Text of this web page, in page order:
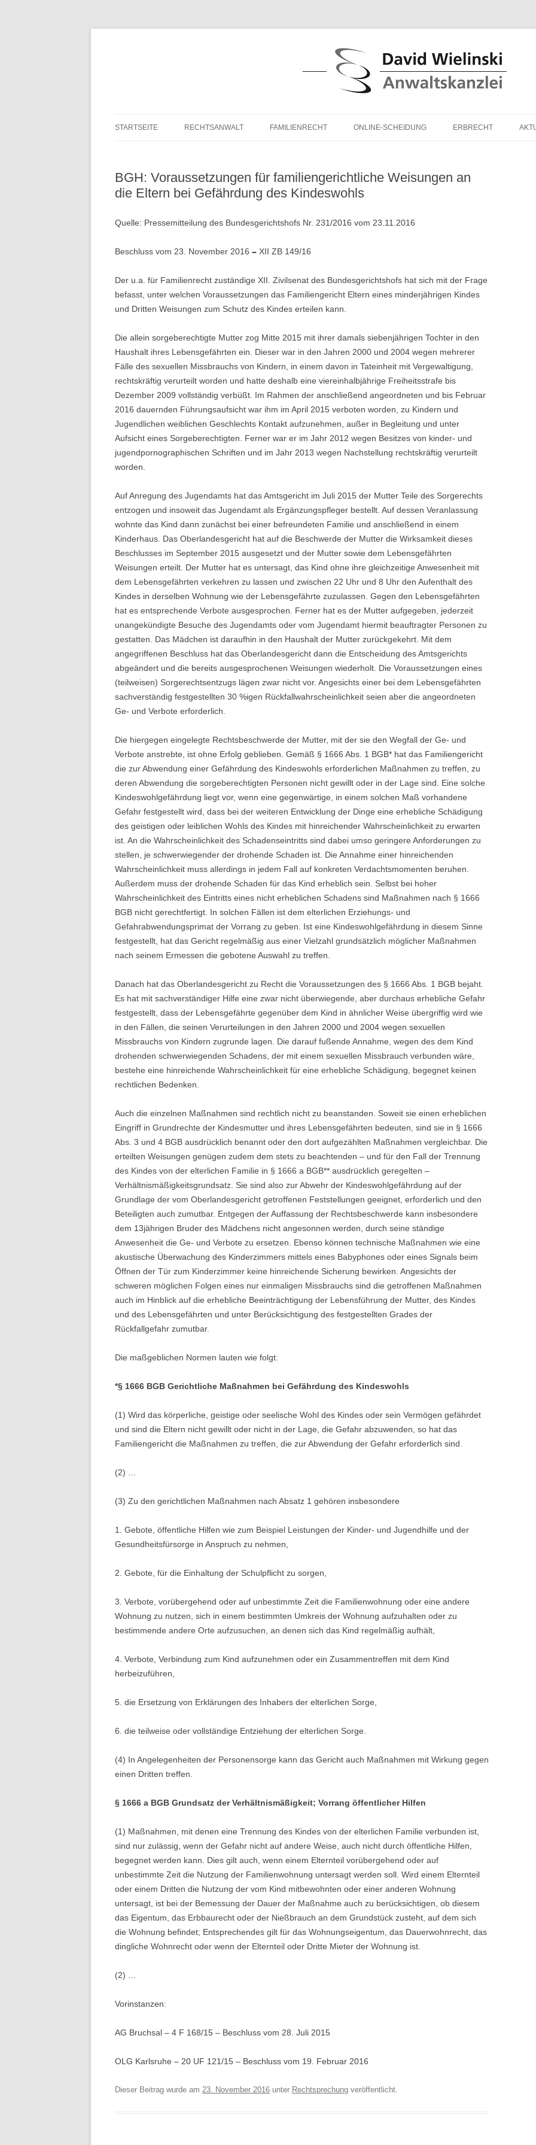
STARTSEITE RECHTSANWALT FAMILIENRECHT ONLINE-SCHEIDUNG ERBRECHT
BGH: Voraussetzungen für familiengerichtliche Weisungen an
die Eltern bei Gefährdung des Kindeswohls
Quelle: Pressemitteilung des Bundesgerichtshofs Nr. 231/2016 vom 23.11.2016
Beschluss vom 23. November 2016 – XII ZB 149/16
Der u.a. für Familienrecht zuständige XII. Zivilsenat des Bundesgerichtshofs hat sich mit der Frage
befasst, unter welchen Voraussetzungen das Familiengericht Eltern eines minderjährigen Kindes
und Dritten Weisungen zum Schutz des Kindes erteilen kann.
Die allein sorgeberechtigte Mutter zog Mitte 2015 mit ihrer damals siebenjährigen Tochter in den
Haushalt ihres Lebensgefährten ein. Dieser war in den Jahren 2000 und 2004 wegen mehrerer
Fälle des sexuellen Missbrauchs von Kindern, in einem davon in Tateinheit mit Vergewaltigung,
rechtskräftig verurteilt worden und hatte deshalb eine viereinhalbjährige Freiheitsstrafe bis
Dezember 2009 vollständig verbüßt. Im Rahmen der anschließend angeordneten und bis Februar
2016 dauernden Führungsaufsicht war ihm im April 2015 verboten worden, zu Kindern und
Jugendlichen weiblichen Geschlechts Kontakt aufzunehmen, außer in Begleitung und unter
Aufsicht eines Sorgeberechtigten. Ferner war er im Jahr 2012 wegen Besitzes von kinder- und
jugendpornographischen Schriften und im Jahr 2013 wegen Nachstellung rechtskräftig verurteilt
worden.
Auf Anregung des Jugendamts hat das Amtsgericht im Juli 2015 der Mutter Teile des Sorgerechts
entzogen und insoweit das Jugendamt als Ergänzungspfleger bestellt. Auf dessen Veranlassung
wohnte das Kind dann zunächst bei einer befreundeten Familie und anschließend in einem
Kinderhaus. Das Oberlandesgericht hat auf die Beschwerde der Mutter die Wirksamkeit dieses
Beschlusses im September 2015 ausgesetzt und der Mutter sowie dem Lebensgefährten
Weisungen erteilt. Der Mutter hat es untersagt, das Kind ohne ihre gleichzeitige Anwesenheit mit
dem Lebensgefährten verkehren zu lassen und zwischen 22 Uhr und 8 Uhr den Aufenthalt des
Kindes in derselben Wohnung wie der Lebensgefährte zuzulassen. Gegen den Lebensgefährten
hat es entsprechende Verbote ausgesprochen. Ferner hat es der Mutter aufgegeben, jederzeit
unangekündigte Besuche des Jugendamts oder vom Jugendamt hiermit beauftragter Personen zu
gestatten. Das Mädchen ist daraufhin in den Haushalt der Mutter zurückgekehrt. Mit dem
angegriffenen Beschluss hat das Oberlandesgericht dann die Entscheidung des Amtsgerichts
abgeändert und die bereits ausgesprochenen Weisungen wiederholt. Die Voraussetzungen eines
(teilweisen) Sorgerechtsentzugs lägen zwar nicht vor. Angesichts einer bei dem Lebensgefährten
sachverständig festgestellten 30 %igen Rückfallwahrscheinlichkeit seien aber die angeordneten
Ge- und Verbote erforderlich.
Die hiergegen eingelegte Rechtsbeschwerde der Mutter, mit der sie den Wegfall der Ge- und
Verbote anstrebte, ist ohne Erfolg geblieben. Gemäß § 1666 Abs. 1 BGB* hat das Familiengericht
die zur Abwendung einer Gefährdung des Kindeswohls erforderlichen Maßnahmen zu treffen, zu
deren Abwendung die sorgeberechtigten Personen nicht gewillt oder in der Lage sind. Eine solche
Kindeswohlgefährdung liegt vor, wenn eine gegenwärtige, in einem solchen Maß vorhandene
Gefahr festgestellt wird, dass bei der weiteren Entwicklung der Dinge eine erhebliche Schädigung
des geistigen oder leiblichen Wohls des Kindes mit hinreichender Wahrscheinlichkeit zu erwarten
ist. An die Wahrscheinlichkeit des Schadenseintritts sind dabei umso geringere Anforderungen zu
stellen, je schwerwiegender der drohende Schaden ist. Die Annahme einer hinreichenden
Wahrscheinlichkeit muss allerdings in jedem Fall auf konkreten Verdachtsmomenten beruhen.
Außerdem muss der drohende Schaden für das Kind erheblich sein. Selbst bei hoher
Wahrscheinlichkeit des Eintritts eines nicht erheblichen Schadens sind Maßnahmen nach § 1666
BGB nicht gerechtfertigt. In solchen Fällen ist dem elterlichen Erziehungs- und
Gefahrabwendungsprimat der Vorrang zu geben. Ist eine Kindeswohlgefährdung in diesem Sinne
festgestellt, hat das Gericht regelmäßig aus einer Vielzahl grundsätzlich möglicher Maßnahmen
nach seinem Ermessen die gebotene Auswahl zu treffen.
Danach hat das Oberlandesgericht zu Recht die Voraussetzungen des § 1666 Abs. 1 BGB bejaht.
Es hat mit sachverständiger Hilfe eine zwar nicht überwiegende, aber durchaus erhebliche Gefahr
festgestellt, dass der Lebensgefährte gegenüber dem Kind in ähnlicher Weise übergriffig wird wie
in den Fällen, die seinen Verurteilungen in den Jahren 2000 und 2004 wegen sexuellen
Missbrauchs von Kindern zugrunde lagen. Die darauf fußende Annahme, wegen des dem Kind
drohenden schwerwiegenden Schadens, der mit einem sexuellen Missbrauch verbunden wäre,
bestehe eine hinreichende Wahrscheinlichkeit für eine erhebliche Schädigung, begegnet keinen
rechtlichen Bedenken.
Auch die einzelnen Maßnahmen sind rechtlich nicht zu beanstanden. Soweit sie einen erheblichen
Eingriff in Grundrechte der Kindesmutter und ihres Lebensgefährten bedeuten, sind sie in § 1666
Abs. 3 und 4 BGB ausdrücklich benannt oder den dort aufgezählten Maßnahmen vergleichbar. Die
erteilten Weisungen genügen zudem dem stets zu beachtenden – und für den Fall der Trennung
des Kindes von der elterlichen Familie in § 1666 a BGB** ausdrücklich geregelten –
Verhältnismäßigkeitsgrundsatz. Sie sind also zur Abwehr der Kindeswohlgefährdung auf der
Grundlage der vom Oberlandesgericht getroffenen Feststellungen geeignet, erforderlich und den
Beteiligten auch zumutbar. Entgegen der Auffassung der Rechtsbeschwerde kann insbesondere
dem 13jährigen Bruder des Mädchens nicht angesonnen werden, durch seine ständige
Anwesenheit die Ge- und Verbote zu ersetzen. Ebenso können technische Maßnahmen wie eine
akustische Überwachung des Kinderzimmers mittels eines Babyphones oder eines Signals beim
Öffnen der Tür zum Kinderzimmer keine hinreichende Sicherung bewirken. Angesichts der
schweren möglichen Folgen eines nur einmaligen Missbrauchs sind die getroffenen Maßnahmen
auch im Hinblick auf die erhebliche Beeinträchtigung der Lebensführung der Mutter, des Kindes
und des Lebensgefährten und unter Berücksichtigung des festgestellten Grades der
Rückfallgefahr zumutbar.
Die maßgeblichen Normen lauten wie folgt:
*§ 1666 BGB Gerichtliche Maßnahmen bei Gefährdung des Kindeswohls
(1) Wird das körperliche, geistige oder seelische Wohl des Kindes oder sein Vermögen gefährdet
und sind die Eltern nicht gewillt oder nicht in der Lage, die Gefahr abzuwenden, so hat das
Familiengericht die Maßnahmen zu treffen, die zur Abwendung der Gefahr erforderlich sind.
(2) …
(3) Zu den gerichtlichen Maßnahmen nach Absatz 1 gehören insbesondere
1. Gebote, öffentliche Hilfen wie zum Beispiel Leistungen der Kinder- und Jugendhilfe und der
Gesundheitsfürsorge in Anspruch zu nehmen,
2. Gebote, für die Einhaltung der Schulpflicht zu sorgen,
3. Verbote, vorübergehend oder auf unbestimmte Zeit die Familienwohnung oder eine andere
Wohnung zu nutzen, sich in einem bestimmten Umkreis der Wohnung aufzuhalten oder zu
bestimmende andere Orte aufzusuchen, an denen sich das Kind regelmäßig aufhält,
4. Verbote, Verbindung zum Kind aufzunehmen oder ein Zusammentreffen mit dem Kind
herbeizuführen,
5. die Ersetzung von Erklärungen des Inhabers der elterlichen Sorge,
6. die teilweise oder vollständige Entziehung der elterlichen Sorge.
(4) In Angelegenheiten der Personensorge kann das Gericht auch Maßnahmen mit Wirkung gegen
einen Dritten treffen.
§ 1666 a BGB Grundsatz der Verhältnismäßigkeit; Vorrang öffentlicher Hilfen
(1) Maßnahmen, mit denen eine Trennung des Kindes von der elterlichen Familie verbunden ist,
sind nur zulässig, wenn der Gefahr nicht auf andere Weise, auch nicht durch öffentliche Hilfen,
begegnet werden kann. Dies gilt auch, wenn einem Elternteil vorübergehend oder auf
unbestimmte Zeit die Nutzung der Familienwohnung untersagt werden soll. Wird einem Elternteil
oder einem Dritten die Nutzung der vom Kind mitbewohnten oder einer anderen Wohnung
untersagt, ist bei der Bemessung der Dauer der Maßnahme auch zu berücksichtigen, ob diesem
das Eigentum, das Erbbaurecht oder der Nießbrauch an dem Grundstück zusteht, auf dem sich
die Wohnung befindet; Entsprechendes gilt für das Wohnungseigentum, das Dauerwohnrecht, das
dingliche Wohnrecht oder wenn der Elternteil oder Dritte Mieter der Wohnung ist.
(2) …
Vorinstanzen:
AG Bruchsal – 4 F 168/15 – Beschluss vom 28. Juli 2015
OLG Karlsruhe – 20 UF 121/15 – Beschluss vom 19. Februar 2016
Dieser Beitrag wurde am 23. November 2016 unter Rechtsprechung veröffentlicht.